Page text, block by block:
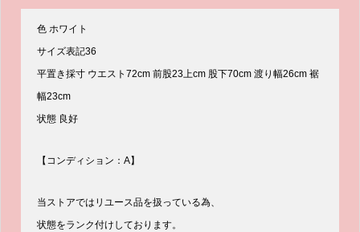
色 ホワイト
サイズ表記36
平置き採寸 ウエスト72cm 前股23上cm 股下70cm 渡り幅26cm 裾
幅23cm
状態 良好
【コンディション：A】
当ストアではリユース品を扱っている為、
状態をランク付けしております。